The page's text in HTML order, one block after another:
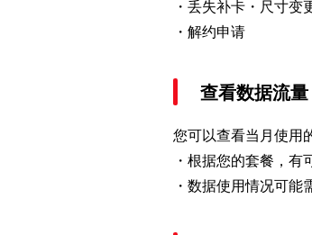
丢失补卡・尺寸变
解约申请
查看数据流量
您可以查看当月使用
根据您的套餐，有
数据使用情况可能